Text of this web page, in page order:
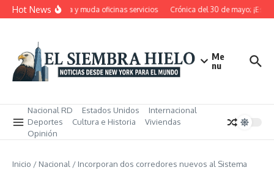
Saltar al contenido
Hot News
RD pensiona, cierra y muda oficinas servicios Crónica del 30 de mayo;
Me
nu
Nacional RD Estados Unidos
Internacional
Deportes
Cultura e Historia
Viviendas
Opinión
Inicio / Nacional / Incorporan dos corredores nuevos al Sistema